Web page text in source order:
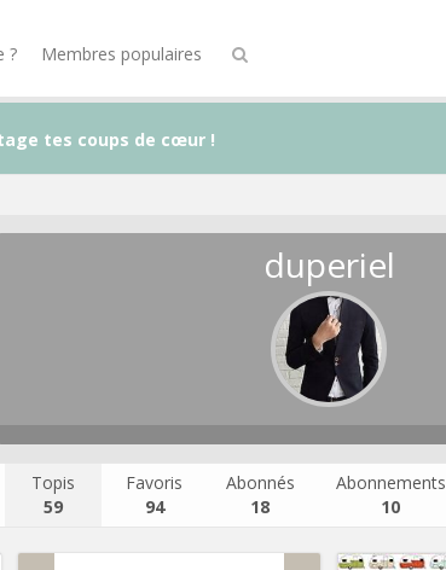
? Membres populaires
tes coups de cœur !
duperiel
Topis
59
Favoris
94
Abonnés
18
Abonnements
10